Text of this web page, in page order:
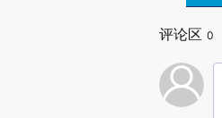
评论区 0